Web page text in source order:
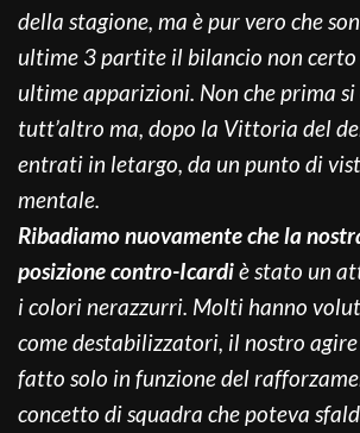
della stagione, ma è pur vero che
ultime 3 partite il bilancio non
ultime apparizioni. Non che prima si
tutt’altro ma, dopo la Vittoria del
entrati in letargo, da un punto di
mentale.
Ribadiamo nuovamente che la
posizione contro-Icardiè stato un
i colori nerazzurri. Molti hanno
come destabilizzatori, il nostro
fatto solo in funzione del
concetto di squadra che poteva